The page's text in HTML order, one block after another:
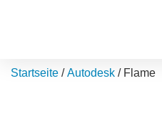
Startseite /Autodesk / Flame